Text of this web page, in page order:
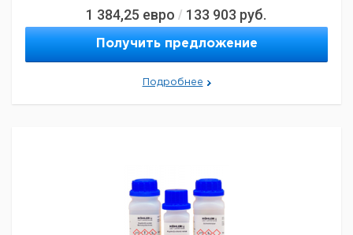
1 384,25 евро / 133 903 руб.
Получить предложение
Подробнее